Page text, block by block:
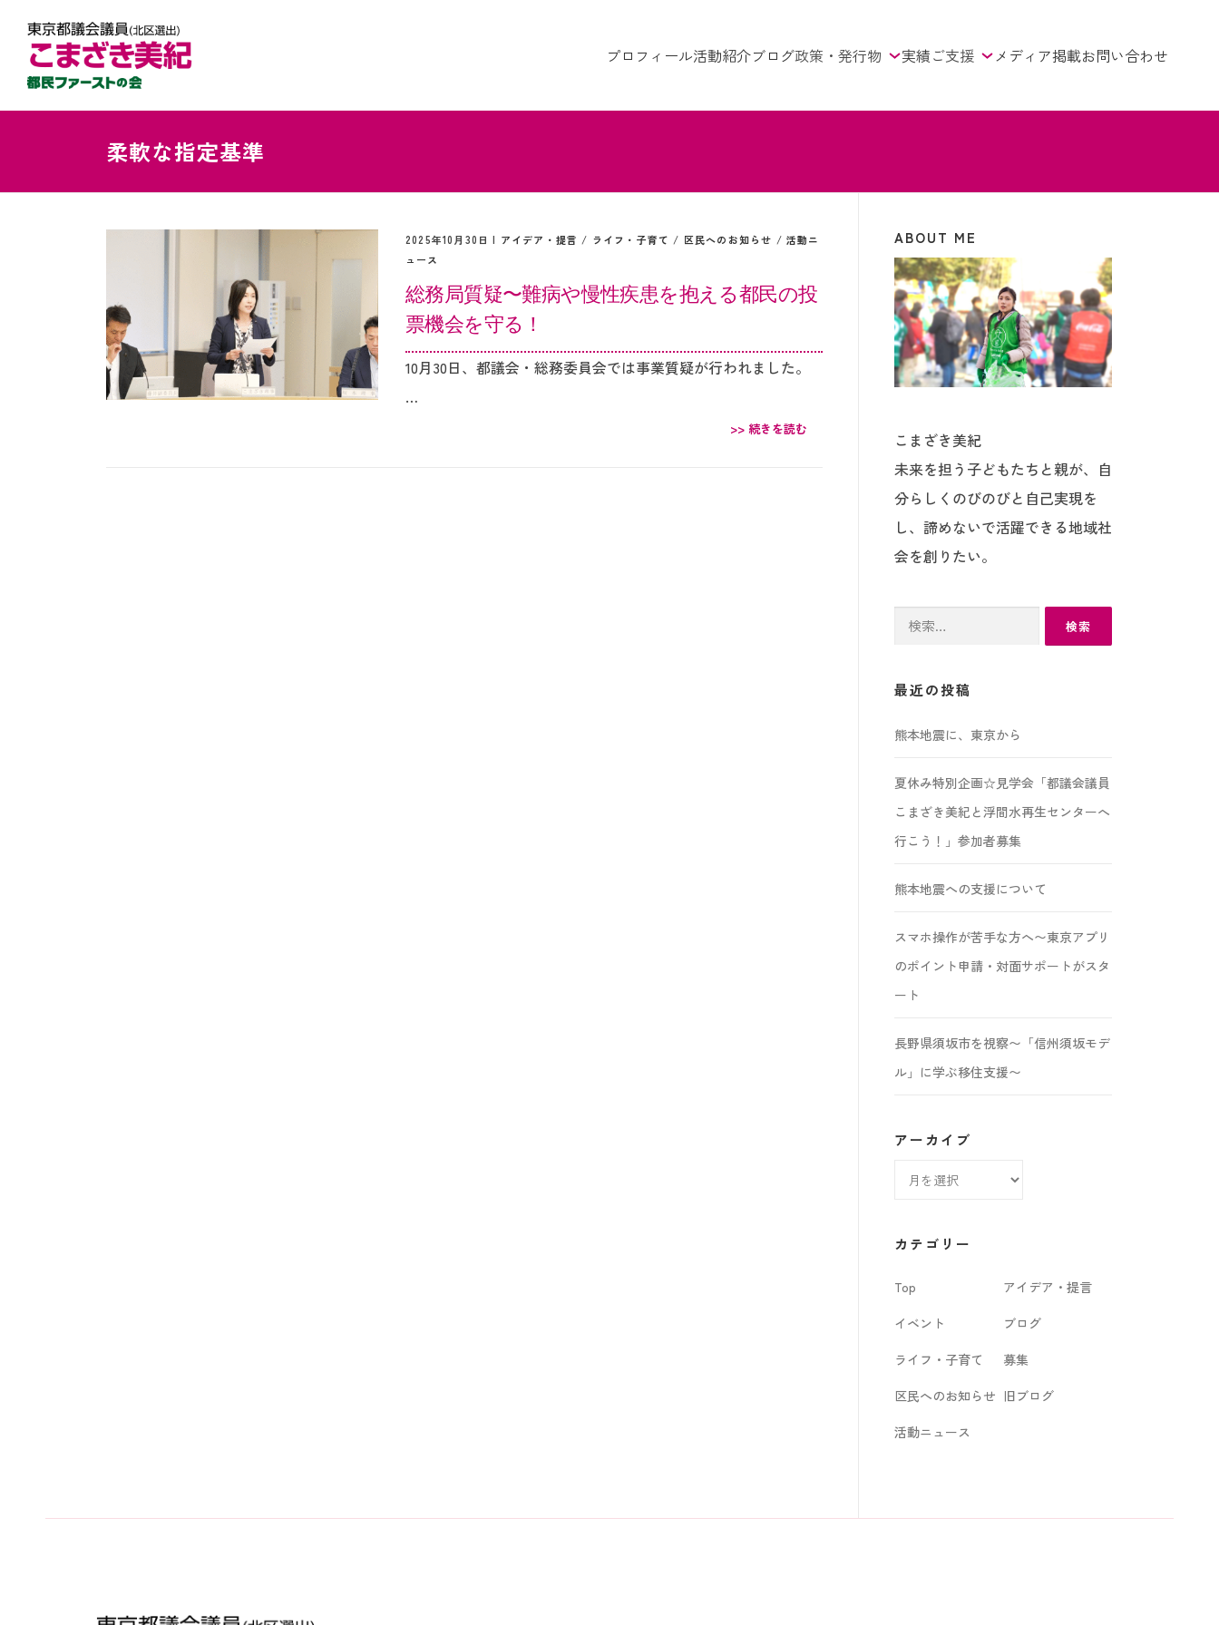
プロフィール活動紹介ブログ政策・発行物 実績ご支援 メディア掲載お問い合わせ
柔軟な指定基準
2025年10月30日 | アイデア・提言 / ライフ・子育て / 区民へのお知らせ /活動ニ
ュース
総務局質疑〜難病や慢性疾患を抱える都民の投
票機会を守る！
10月30日、都議会・総務委員会では事業質疑が行われました。
…
>> 続きを読む
ABOUT ME
こまざき美紀
未来を担う子どもたちと親が、自
分らしくのびのびと自己実現を
し、諦めないで活躍できる地域社
会を創りたい。
最近の投稿
熊本地震に、東京から
夏休み特別企画☆見学会「都議会議員
こまざき美紀と浮間水再生センターへ
行こう！」参加者募集
熊本地震への支援について
スマホ操作が苦手な方へ〜東京アプリ
のポイント申請・対面サポートがスタ
ート
長野県須坂市を視察〜「信州須坂モデ
ル」に学ぶ移住支援〜
アーカイブ
ブ
カテゴリー
Top
アイデア・提言
イベント
ブログ
ライフ・子育て
募集
区民へのお知らせ 旧ブログ
活動ニュース